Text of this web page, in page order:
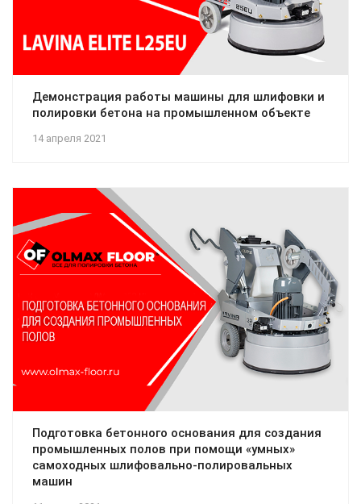
14 апреля 2021
Демонстрация работы машины для шлифовки и
полировки бетона на промышленном объекте
Подготовка бетонного основания для создания
промышленных полов при помощи «умных»
самоходных шлифовально-полировальных
машин